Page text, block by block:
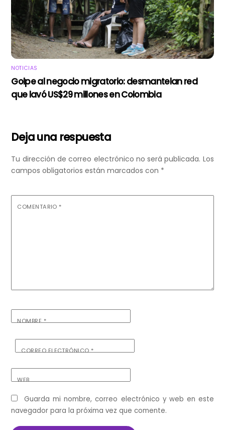
NOTICIAS
Golpe al negocio migratorio: desmantelan red
que lavó US$29 millones en Colombia
Deja una respuesta
Tu dirección de correo electrónico no será publicada. Los
campos obligatorios están marcados con *
COMENTARIO *
NOMBRE*
CORREO ELECTRÓNICO*
WEB
Guarda mi nombre, correo electrónico y web en este
navegador para la próxima vez que comente.